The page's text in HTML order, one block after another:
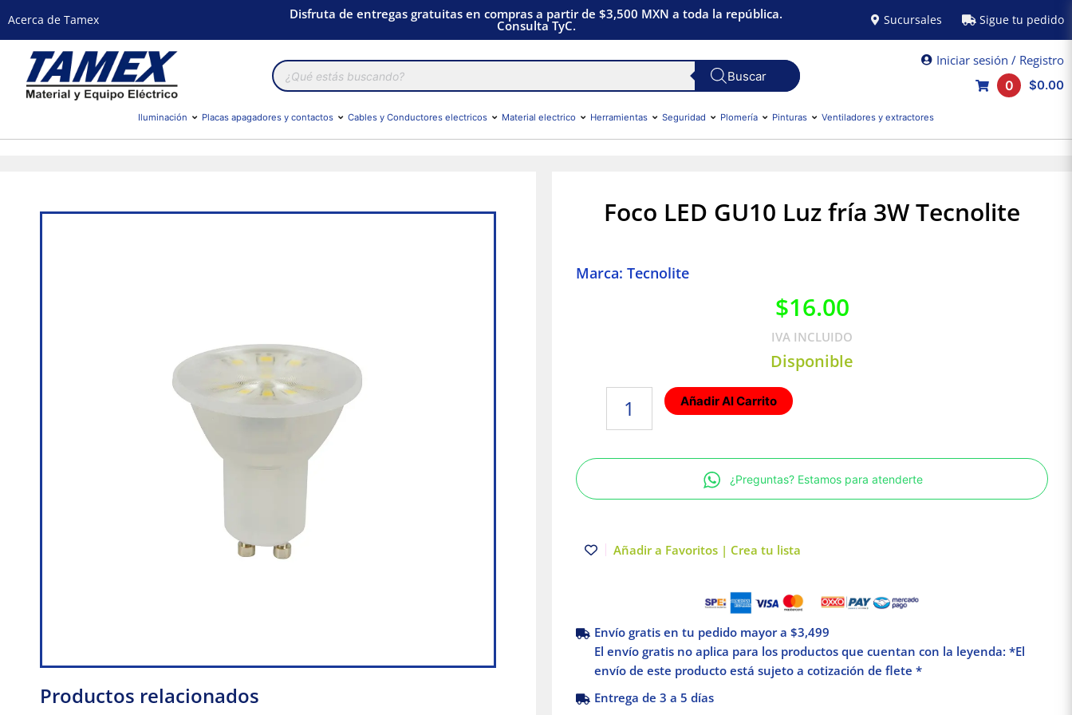
Acerca de Tamex Disfruta de entregas gratuitas en compras a partir de $3,500 MXN a toda la república.
Consulta TyC. Sucursales Sigue tu pedido
Búsqueda
de
productos
Iniciar sesión / Registro
0
$0.00
Iluminación Placas apagadores y contactos Cables y Conductores electricos Material electrico Herramientas Seguridad Plomería Pinturas Ventiladores y extractores
Productos relacionados
Foco LED GU10 Luz fría 3W Tecnolite
Marca: Tecnolite
$16.00
IVA INCLUIDO
Disponible
fría
3W
Añadir Al Carrito
¿Preguntas? Estamos para atenderte
Añadir a Favoritos | Crea tu lista
Envío gratis en tu pedido mayor a $3,499
El envío gratis no aplica para los productos que cuentan con la leyenda: *El
envío de este producto está sujeto a cotización de flete *
Entrega de 3 a 5 días